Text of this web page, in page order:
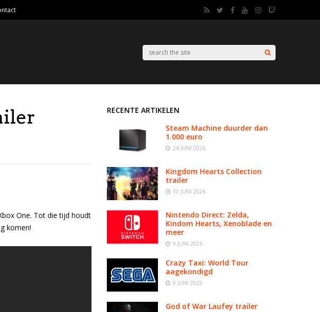
One. Tot die tijd houdt
komen!
RECENTE ARTIKELEN
Steam Machine duurder dan
1.000 euro
24 JUNI 2026
Kingdom Hearts Collection
trailer
10 JUNI 2026
Nintendo Direct: Zelda,
Kindom Hearts, Xenoblade en
meer
9 JUNI 2026
Crazy Taxi: World Tour
aagekondigd
8 JUNI 2026
God of War Laufey trailer